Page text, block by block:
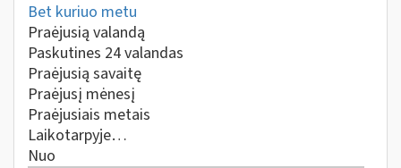
Bet kuriuo metu
Praėjusią valandą
Paskutines 24 valandas
Praėjusią savaitę
Praėjusį mėnesį
Praėjusiais metais
Laikotarpyje…
Nuo